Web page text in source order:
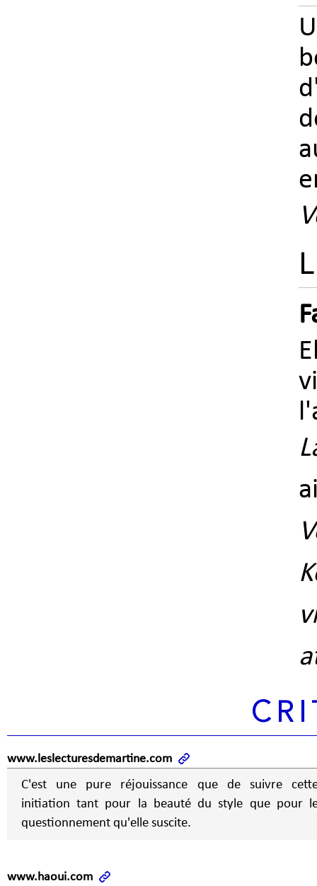
www.leslecturesdemartine.com
C'est une pure réjouissance que de suivre
initiation tant pour la beauté du style que pour
questionnement qu'elle suscite.
www.haoui.com